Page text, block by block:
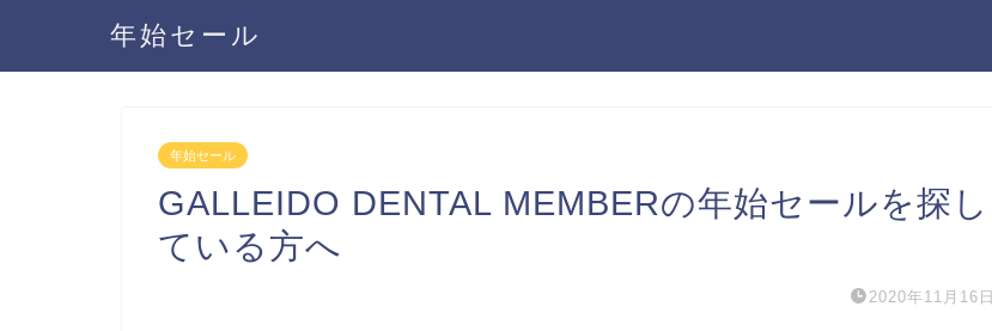
年始セール
年始セール
GALLEIDO DENTAL MEMBERの年始セールを探し
ている方へ
2020年11月16日